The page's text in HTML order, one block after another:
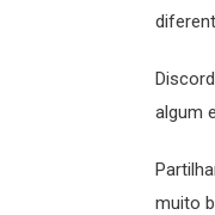
algum
muito